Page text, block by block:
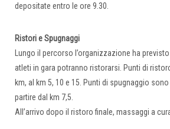
depositate entro le ore 9.30.
Ristori e Spugnaggi
Lungo il percorso l’organizzazione ha
atleti in gara potranno ristorarsi. Punti di
km, al km 5, 10 e 15. Punti di spugnaggio
partire dal km 7,5.
All’arrivo dopo il ristoro finale, massaggi a cura